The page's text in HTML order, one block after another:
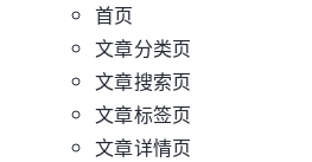
首页
文章分类页
文章搜索页
文章标签页
文章详情页